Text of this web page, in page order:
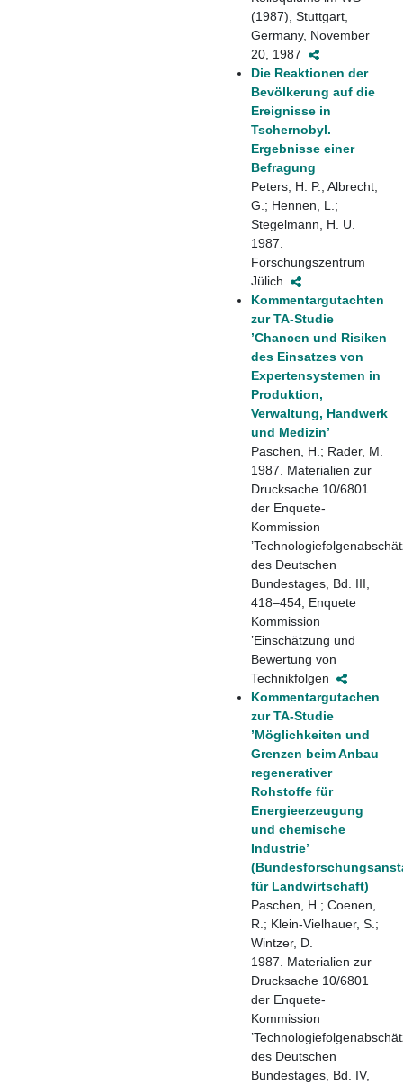
(1987), Stuttgart,
Germany, November
20, 1987
Die Reaktionen der
Bevölkerung auf die
Ereignisse in
Tschernobyl.
Ergebnisse einer
Befragung
Peters, H. P.; Albrecht,
G.; Hennen, L.;
Stegelmann, H. U.
1987.
Forschungszentrum
Jülich
Kommentargutachten
zur TA-Studie
’Chancen und Risiken
des Einsatzes von
Expertensystemen in
Produktion,
Verwaltung, Handwerk
und Medizin’
Paschen, H.; Rader, M.
1987. Materialien zur
Drucksache 10/6801
der Enquete-
Kommission
des Deutschen
Bundestages, Bd. III,
418–454, Enquete
Kommission
’Einschätzung und
Bewertung von
Technikfolgen
Kommentargutachen
zur TA-Studie
’Möglichkeiten und
Grenzen beim Anbau
regenerativer
Rohstoffe für
Energieerzeugung
und chemische
Industrie’
für Landwirtschaft)
Paschen, H.; Coenen,
R.; Klein-Vielhauer, S.;
Wintzer, D.
1987. Materialien zur
Drucksache 10/6801
der Enquete-
Kommission
des Deutschen
Bundestages, Bd. IV,